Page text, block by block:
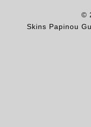
©
Skins Papinou